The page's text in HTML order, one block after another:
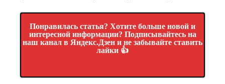
Понравилась статья? Хотите больше новой и
интересной информации? Подписывайтесь на
наш канал в Яндекс.Дзен и не забывайте ставить
лайки 👍